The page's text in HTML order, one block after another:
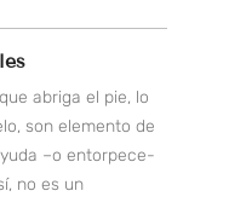
abriga el pie, lo
son elemento de
–o entorpece-
no es un